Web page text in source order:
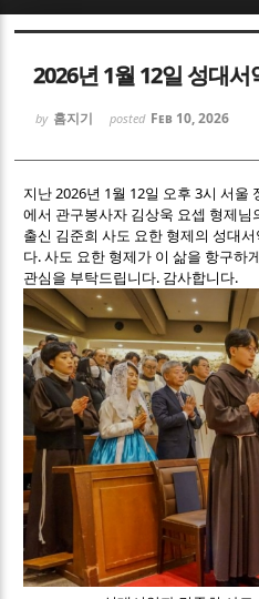
2026년 1월 12일 성대서
by 홈지기 posted Feb 10, 2026
지난 2026년 1월 12일 오후 3시 서
에서 관구봉사자 김상욱 요셉 형제
출신 김준희 사도 요한 형제의 성대
다. 사도 요한 형제가 이 삶을 항구하
관심을 부탁드립니다. 감사합니다.
Sketchbook5, 스
Sketchbook5,
Sketchbook5, 스
Sketchbook5,